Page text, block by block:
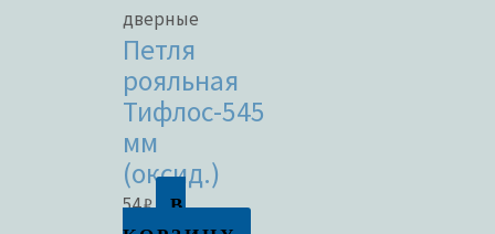
дверные
Петля
рояльная
Тифлос-545
мм
(оксид.)
54₽
В